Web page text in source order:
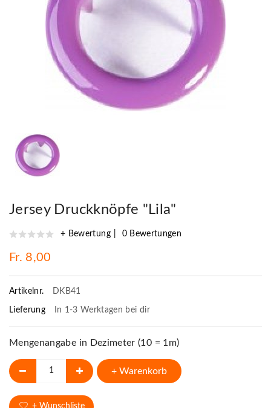
Jersey Druckknöpfe "Lila"
+ Bewertung 0 Bewertungen
Fr. 8,00
Artikelnr. DKB41
Lieferung In 1-3 Werktagen bei dir
Mengenangabe in Dezimeter (10 = 1m)
+ Warenkorb
+ Wunschliste